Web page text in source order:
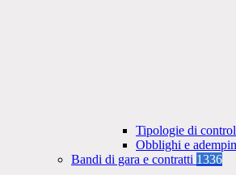
Tipologie di
Obblighi e
Bandi di gara e contratti 1336